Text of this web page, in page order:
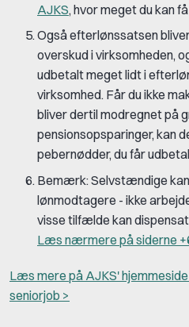
AJKS, hvor meget du kan
Også efterlønssatsen
overskud i virksomheden,
udbetalt meget lidt i
virksomhed. Får du ikke
bliver dertil modregnet på
pensionsopsparinger, kan
pebernødder, du får
Bemærk:Selvstændige
lønmodtagere - ikke
visse tilfælde kan
Læs nærmere på siderne
Læs mere på AJKS'
seniorjob >